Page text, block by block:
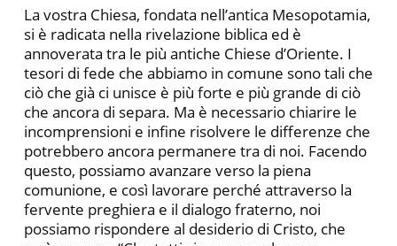
La vostra Chiesa, fondata nell’antica Mesopotamia,
si è radicata nella rivelazione biblica ed è
annoverata tra le più antiche Chiese d’Oriente. I
tesori di fede che abbiamo in comune sono tali che
ciò che già ci unisce è più forte e più grande di ciò
che ancora di separa. Ma è necessario chiarire le
incomprensioni e infine risolvere le differenze che
potrebbero ancora permanere tra di noi. Facendo
questo, possiamo avanzare verso la piena
comunione, e così lavorare perché attraverso la
fervente preghiera e il dialogo fraterno, noi
possiamo rispondere al desiderio di Cristo, che